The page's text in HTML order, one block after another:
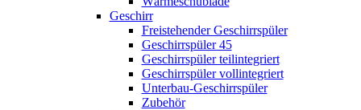
Geschirr
Freistehender Geschirrspüler
Geschirrspüler 45
Geschirrspüler teilintegriert
Geschirrspüler vollintegriert
Unterbau-Geschirrspüler
Zubehör